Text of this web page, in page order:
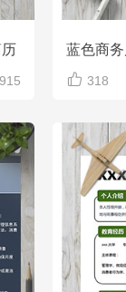
蓝色商
 318